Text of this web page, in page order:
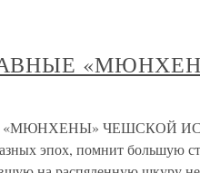
«МЮНХЕНЫ» ЧЕШСКОЙ
эпох, помнит большую